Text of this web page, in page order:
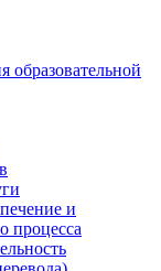
образовательной
и
процесса